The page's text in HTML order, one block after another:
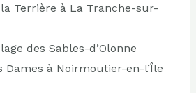
Terrière à La Tranche-sur-
des Sables-d’Olonne
Dames à Noirmoutier-en-l’Île